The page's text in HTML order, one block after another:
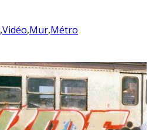
,Vidéo,Mur,Métro